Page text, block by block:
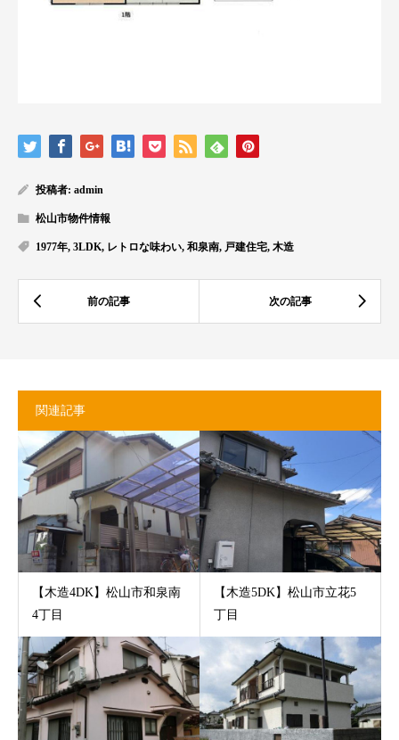
投稿者: admin
松山市物件情報
1977年, 3LDK, レトロな味わい, 和泉南, 戸建住宅, 木造
関連記事
【木造4DK】松山市和泉南
4丁目
【木造5DK】松山市立花5
丁目